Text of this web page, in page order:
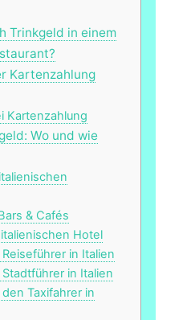
Trinkgeld in einem
Kartenzahlung
Kartenzahlung
Wo und wie
& Cafés
Hotel
in Italien
in Italien
Taxifahrer in